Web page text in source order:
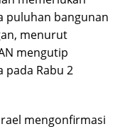
puluhan bangunan
menurut
mengutip
pada Rabu 2
mengonfirmasi